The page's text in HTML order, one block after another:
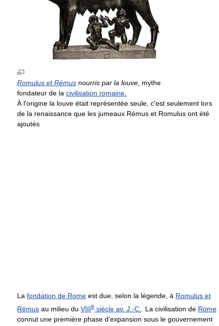
Romulus et Rémus nourris par la louve, mythe
fondateur de la civilisation romaine.
À l'origine la louve était représentée seule, c'est seulement lors
de la renaissance que les jumeaux Rémus et Romulus ont été
ajoutés
La fondation de Rome est due, selon la légende, à Romulus et
Rémus au milieu du VIIIe siècle av. J.-C. . La civilisation de Rome
connut une première phase d'expansion sous le gouvernement